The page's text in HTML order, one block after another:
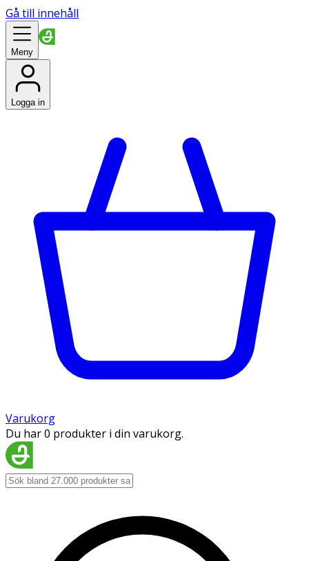
Gå till innehåll
Meny
Logga in
Varukorg
Du har 0 produkter i din varukorg.